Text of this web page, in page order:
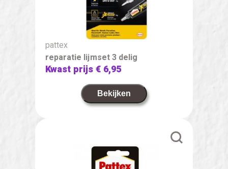
pattex
reparatie lijmset 3 delig
Kwast prijs€ 6,95
Bekijken